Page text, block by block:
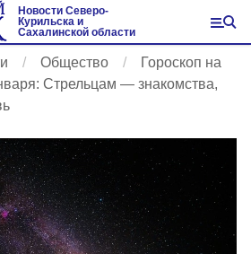
Новости Северо-
Курильска и
Сахалинской области
Общество
Гороскоп на
Стрельцам — знакомства,